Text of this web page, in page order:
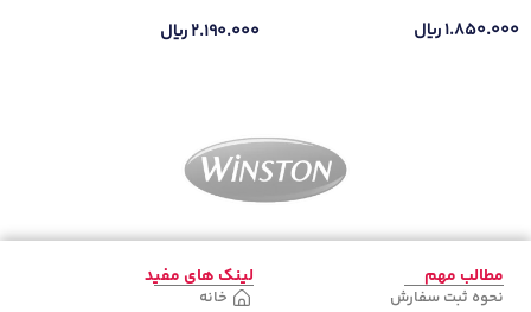
۱.۸۵۰.۰۰۰ریال
۲.۱۹۰.۰۰۰ریال
مطالب مهم
نحوه ثبت سفارش
لینک های مفید
خانه